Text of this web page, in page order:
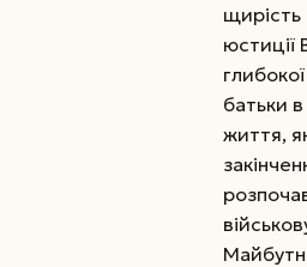
щирість
юстиції
батьки в
життя,